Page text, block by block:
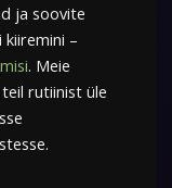
ja soovite
kiiremini –
. Meie
rutiinist üle